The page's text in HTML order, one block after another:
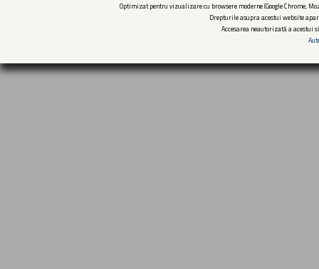
Optimizat pentru vizualizare cu browsere moderne (Google Chrome,
Drepturile asupra acestui website
Accesarea neautorizată a acestui